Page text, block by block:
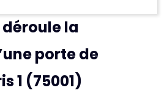
la
porte de
1 (75001)